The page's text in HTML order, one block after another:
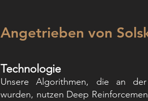
Angetrieben von
Technologie
Unsere Algorithmen, die an
wurden, nutzen Deep